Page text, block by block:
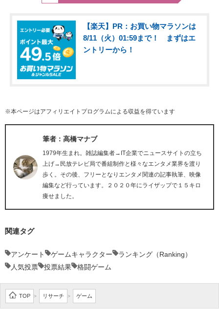
【楽天】PR：お買い物マラソンは
8/11（火）01:59まで！ まずはエ
ントリーから！
※本ページはアフィリエイトプログラムによる収益を得ています
筆者：高橋マナブ
1979年生まれ。雑誌編集者→IT企業でニュースサイトの立ち
上げ→民放テレビ局で番組制作と様々なエンタメ業界を渡り
歩く。その後、フリーとなりエンタメ関連の記事執筆、映像
編集など行っています。２０２０年にライザップで１５キロ
痩せました。
関連タグ
アンケート ゲームキャラクター
ランキング（Ranking）
人気投票
投票結果 格闘ゲーム
TOP > リサーチ > ゲーム